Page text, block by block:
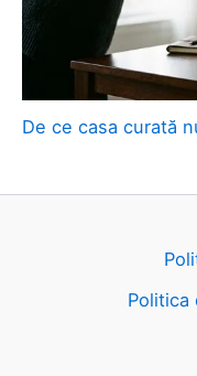
De ce casa curată
Politica